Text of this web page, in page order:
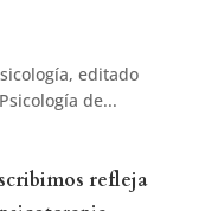
editado
de...
refleja